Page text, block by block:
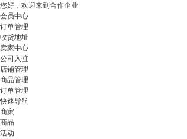
您好，欢迎来到合作企业
会员中心
订单管理
收货地址
卖家中心
公司入驻
店铺管理
商品管理
订单管理
快速导航
商家
商品
活动